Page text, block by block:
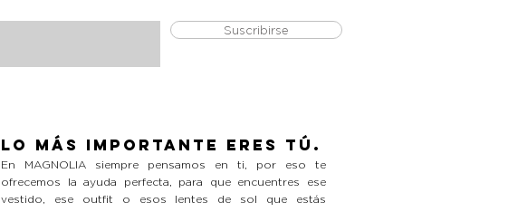
Suscribirse
Lo más importante eres tú.
En MAGNOLIA siempre pensamos en ti, por eso te
ofrecemos la ayuda perfecta, para que encuentres ese
vestido, ese outfit o esos lentes de sol que estás